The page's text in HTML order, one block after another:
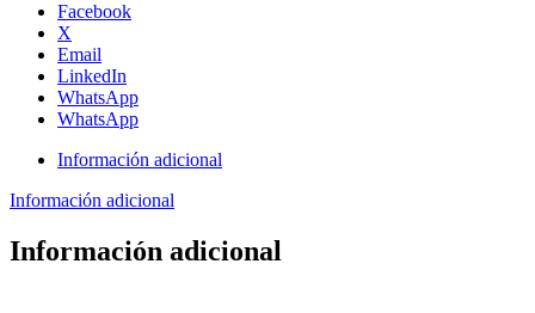
Facebook
X
Email
LinkedIn
WhatsApp
WhatsApp
Información adicional
Información adicional
Información adicional